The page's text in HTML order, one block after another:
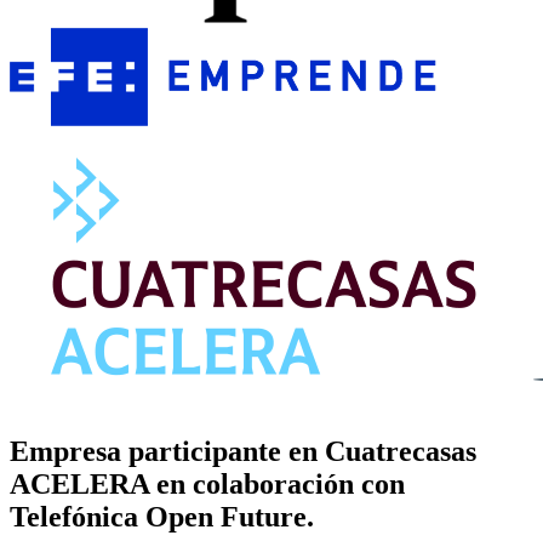
Empresa participante en Cuatrecasas
ACELERA en colaboración con
Telefónica Open Future.